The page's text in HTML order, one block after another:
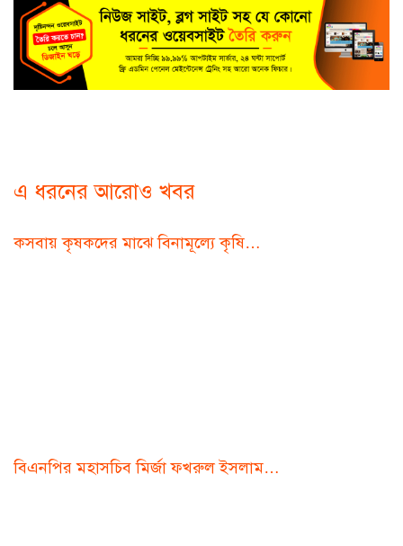
এ ধরনের আরোও খবর
কসবায় কৃষকদের মাঝে বিনামূল্যে কৃষি…
বিএনপির মহাসচিব মির্জা ফখরুল ইসলাম…